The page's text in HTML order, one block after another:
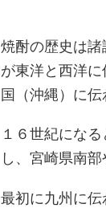
焼酎の歴史は
が東洋と西洋
国（沖縄）に伝
１６世紀にな
し、宮崎県南
最初に九州に